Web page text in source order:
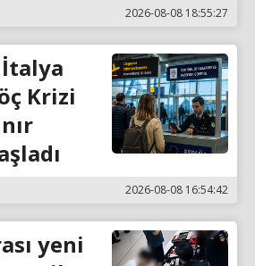
2026-08-08 18:55:27
Krizi
2026-08-08 16:54:42
yeni